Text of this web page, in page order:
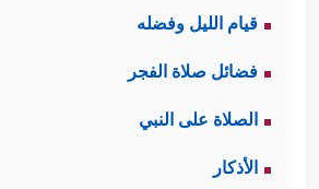
قيام الليل وفضله
فضائل صلاة الفجر
الصلاة على النبي
الأذكار